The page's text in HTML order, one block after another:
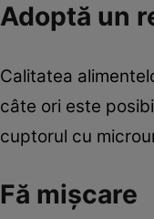
Adoptă un
Calitatea
câte ori este
cuptorul cu
Fă mişcare